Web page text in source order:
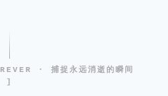
· 捕捉永远消逝的瞬间
]